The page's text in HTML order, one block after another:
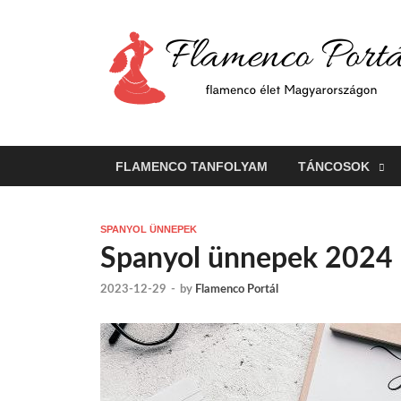
FLAMENCO TANFOLYAM TÁNCOSOK
SPANYOL ÜNNEPEK
Spanyol ünnepek 2024
2023-12-29 - by Flamenco Portál